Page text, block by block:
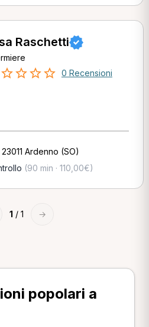
Raschetti
0 Recensioni
Ardenno (SO)
(90 min · 110,00€)
1 / 1 →
popolari a